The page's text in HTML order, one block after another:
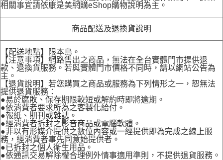
相關事宜請依康是美網購eShop購物說明為主。
商品配送及退換貨說明
【配送地點】限本島。
【注意事項】網路售出之商品，無法在全台實體門市提供退
款、退換貨服務。若與實體門市價格不同時，請以網站公告為
主。
【退貨說明】若您購買之商品或服務為下列情形之一，恕無法
提供退貨服務：
●易於腐敗、保存期限較短或解約時即將逾期。
●依消費者要求所為之客製化給付。
●報紙、期刊或雜誌。
●經消費者拆封之影音商品或電腦軟體。
●非以有形媒介提供之數位內容或一經提供即為完成之線上服
務，經消費者事先同意始提供者。
●已拆封之個人衛生用品。
●依通訊交易解除權合理例外情事適用準則，不提供退貨服務。